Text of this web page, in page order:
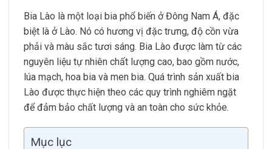
Bia Lào là một loại bia phổ biến ở Đông Nam Á, đặc
biệt là ở Lào. Nó có hương vị đặc trưng, độ cồn vừa
phải và màu sắc tươi sáng. Bia Lào được làm từ các
nguyên liệu tự nhiên chất lượng cao, bao gồm nước,
lúa mạch, hoa bia và men bia. Quá trình sản xuất bia
Lào được thực hiện theo các quy trình nghiêm ngặt
để đảm bảo chất lượng và an toàn cho sức khỏe.
Mục lục